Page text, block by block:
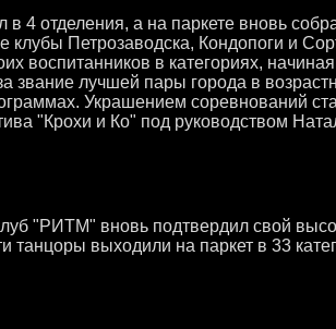
в 4 отделения, а на паркете вновь
клубы Петрозаводска, Кондопоги и
воспитанников в категориях,
звание лучшей пары города в
Украшением соревнований
"Крохи и Ко" под руководством
"РИТМ" вновь подтвердил свой
танцоры выходили на паркет в 33